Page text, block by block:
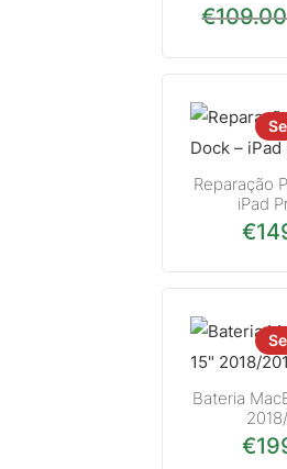
€109.00
Reparação
iPad
€
Bateria
€